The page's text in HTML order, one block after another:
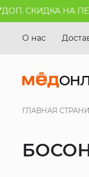
СКИДКА НА
О нас
ГЛАВНАЯ